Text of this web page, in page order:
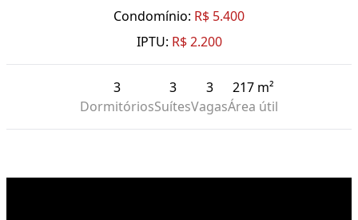
Condomínio: R$ 5.400
IPTU: R$ 2.200
3
Dormitórios
3
Suítes
3
Vagas
217 m²
Área útil